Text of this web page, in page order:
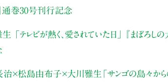
』通巻30号刊行記念
生 「テレビが熱く、愛されていた日」
『まぼろし
治×松島由布子×大川雅生 「サンゴの島々か